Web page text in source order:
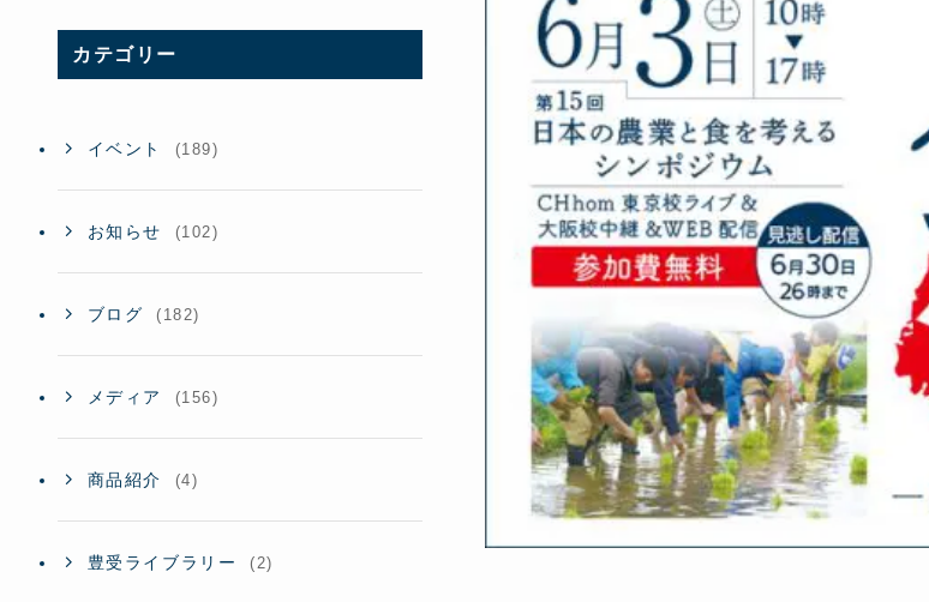
イ
ブカテゴリー
イベント (189)
お知らせ (102)
ブログ (182)
メディア (156)
商品紹介 (4)
豊受ライブラリー (2)